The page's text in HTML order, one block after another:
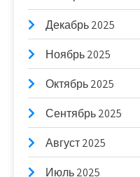
Декабрь 2025
Ноябрь 2025
Октябрь 2025
Сентябрь 2025
Август 2025
Июль 2025